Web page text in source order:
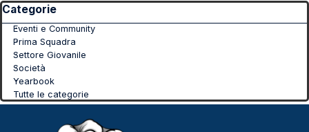
Salta blocco Categorie
Categorie
Eventi e Community
Prima Squadra
Settore Giovanile
Società
Yearbook
Tutte le categorie